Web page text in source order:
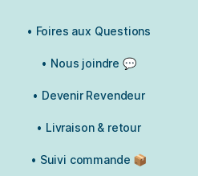
• Foires aux Questions
• Nous joindre 💬
• Devenir Revendeur
• Livraison & retour
• Suivi commande 📦